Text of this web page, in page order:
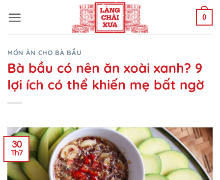
qua
dung
0
MÓN ĂN CHO BÀ BẦU
Bà bầu có nên ăn xoài xanh? 9
lợi ích có thể khiến mẹ bất ngờ
30
Th7